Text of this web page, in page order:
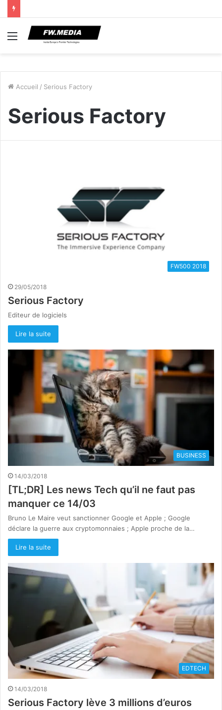
Menu
Accueil / Serious Factory
Serious Factory
FW500 2018
29/05/2018
Serious Factory
Editeur de logiciels
Lire la suite
BUSINESS
14/03/2018
[TL;DR] Les news Tech qu’il ne faut pas
manquer ce 14/03
Bruno Le Maire veut sanctionner Google et Apple ; Google
déclare la guerre aux cryptomonnaies ; Apple proche de la…
Lire la suite
EDTECH
14/03/2018
Serious Factory lève 3 millions d’euros